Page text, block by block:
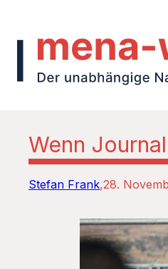
Wenn
Stefan Frank 28.